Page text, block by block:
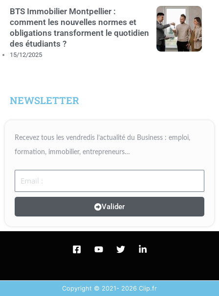
BTS Immobilier Montpellier :
comment les nouvelles normes et
obligations transforment le quotidien
des étudiants ?
15/12/2025
NEWSLETTER
Recevez tous les vendredis l’actualité du Business : emploi,
formation, immobilier, entrepreneurs…
Email
Valider
Copyright © 2021- 2026 Ciip.fr